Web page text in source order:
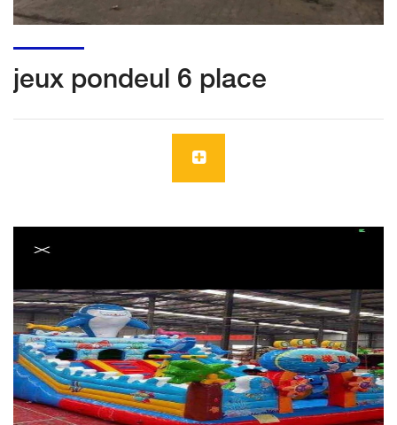
jeux pondeul 6 place